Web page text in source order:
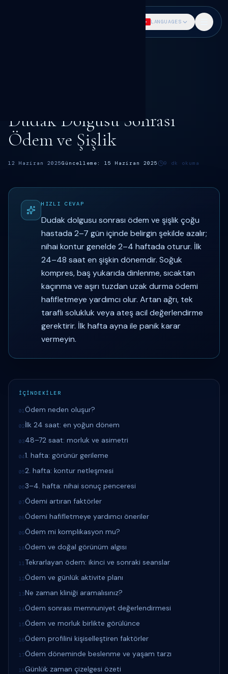
LANGUAGES
Dudak Dolgusu Sonrası
Ödem ve Şişlik
12 Haziran 2025Güncelleme: 15 Haziran 2025 9 dk okuma
HIZLI CEVAP
Dudak dolgusu sonrası ödem ve şişlik çoğu
hastada 2–7 gün içinde belirgin şekilde azalır;
nihai kontur genelde 2–4 haftada oturur. İlk
24–48 saat en şişkin dönemdir. Soğuk
kompres, baş yukarıda dinlenme, sıcaktan
kaçınma ve aşırı tuzdan uzak durma ödemi
hafifletmeye yardımcı olur. Artan ağrı, tek
taraflı solukluk veya ateş acil değerlendirme
gerektirir. İlk hafta ayna ile panik karar
vermeyin.
İÇİNDEKİLER
01Ödem neden oluşur?
02İlk 24 saat: en yoğun dönem
0348–72 saat: morluk ve asimetri
041. hafta: görünür gerileme
052. hafta: kontur netleşmesi
063–4. hafta: nihai sonuç penceresi
07Ödemi artıran faktörler
08Ödemi hafifletmeye yardımcı öneriler
09Ödem mi komplikasyon mu?
10Ödem ve doğal görünüm algısı
11Tekrarlayan ödem: ikinci ve sonraki seanslar
12Ödem ve günlük aktivite planı
13Ne zaman kliniği aramalısınız?
14Ödem sonrası memnuniyet değerlendirmesi
15Ödem ve morluk birlikte görülünce
16Ödem profilini kişiselleştiren faktörler
17Ödem döneminde beslenme ve yaşam tarzı
18Günlük zaman çizelgesi özeti